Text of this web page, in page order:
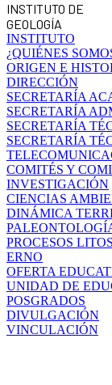
INSTITUTO DE
GEOLOGÍA
INSTITUTO
¿QUIÉNES
ORIGEN E
DIRECCIÓN
SECRETARÍA
SECRETARÍA
SECRETARÍA
SECRETARÍA
COMITÉS Y
INVESTIGACIÓN
CIENCIAS
DINÁMICA
PROCESOS
ERNO
OFERTA
UNIDAD DE
POSGRADOS
DIVULGACIÓN
VINCULACIÓN